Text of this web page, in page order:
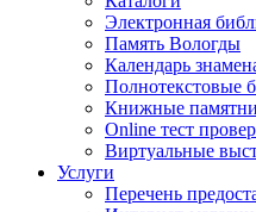
Электронная
Память Вологды
Календарь
Полнотекстовые
Книжные
Online тест
Виртуальные
Услуги
Перечень